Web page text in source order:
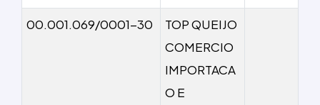
00.001.069/0001-30
TOP QUEIJO
COMERCIO
IMPORTACA
O E